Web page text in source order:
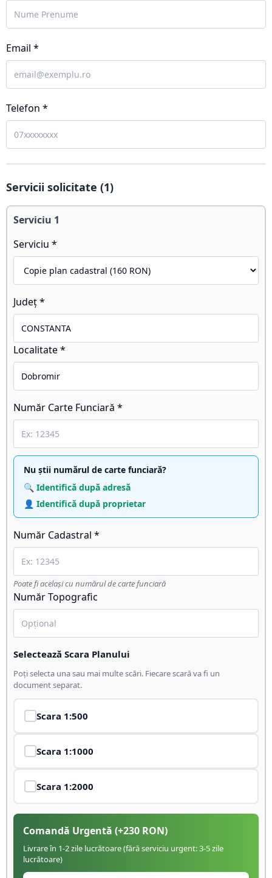
Email *
Telefon *
Servicii solicitate (1)
Serviciu 1
Serviciu *
Județ *
Localitate *
Număr Carte Funciară *
Nu știi numărul de carte funciară?
🔍 Identifică după adresă
👤 Identifică după proprietar
Număr Cadastral *
Poate fi același cu numărul de carte funciară
Număr Topografic
Selectează Scara Planului
Poți selecta una sau mai multe scări. Fiecare scară va fi un
document separat.
Scara 1:500
Scara 1:1000
Scara 1:2000
Comandă Urgentă (+230 RON)
Livrare în 1-2 zile lucrătoare (fără serviciu urgent: 3-5 zile
lucrătoare)